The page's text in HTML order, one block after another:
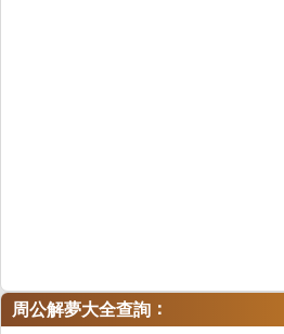
周公解夢大全查詢 ：